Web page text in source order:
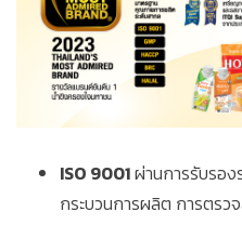
ISO 9001ผ่านการรับรอ
กระบวนการผลิต การตรว